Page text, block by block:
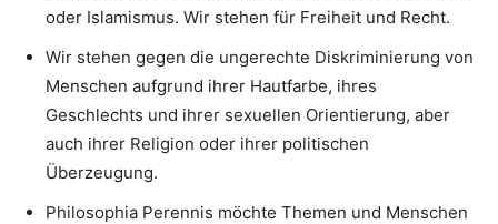
oder Islamismus. Wir stehen für Freiheit und Recht.
Wir stehen gegen die ungerechte Diskriminierung von
Menschen aufgrund ihrer Hautfarbe, ihres
Geschlechts und ihrer sexuellen Orientierung, aber
auch ihrer Religion oder ihrer politischen
Überzeugung.
Philosophia Perennis möchte Themen und Menschen